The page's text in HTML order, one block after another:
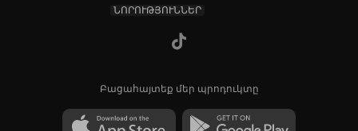
ՆՈՐՈՒԹՅՈՒՆՆԵՐ
Բացահայտեք մեր պրոդուկտը